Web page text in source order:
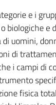
e i
biologiche
uomini,
di
i campi di
fisica